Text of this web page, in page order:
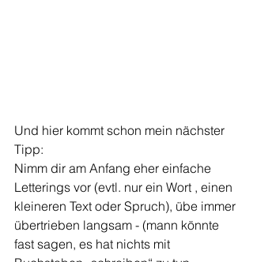
Und hier kommt schon mein nächster
Tipp:
Nimm dir am Anfang eher einfache
Letterings vor (evtl. nur ein Wort , einen
kleineren Text oder Spruch), übe immer
übertrieben langsam - (mann könnte
fast sagen, es hat nichts mit